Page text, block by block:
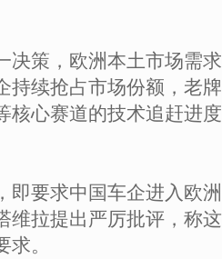
决策，欧洲本土市场需
持续抢占市场份额，老
核心赛道的技术追赶进
即要求中国车企进入欧
维拉提出严厉批评，称
。